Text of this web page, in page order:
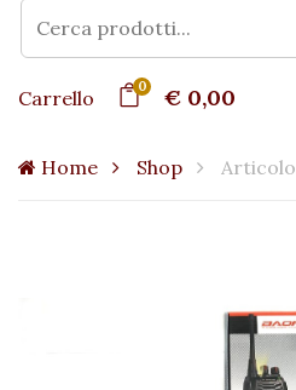
Carrello 0 € 0,00
Home Shop Articolo